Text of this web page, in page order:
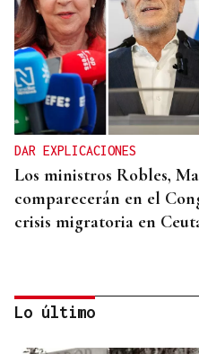
DAR EXPLICACIONES
Los ministros Robles,
comparecerán en el
crisis migratoria en
Lo último